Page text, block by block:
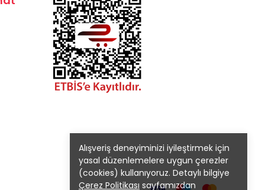
Alışveriş deneyiminizi iyileştirmek için
yasal düzenlemelere uygun çerezler
(cookies) kullanıyoruz. Detaylı bilgiye
Çerez Politikası sayfamızdan